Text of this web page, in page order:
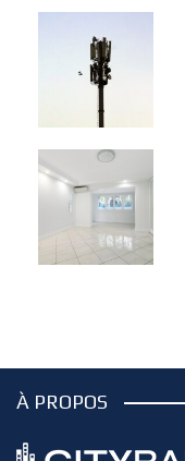
À PROPOS